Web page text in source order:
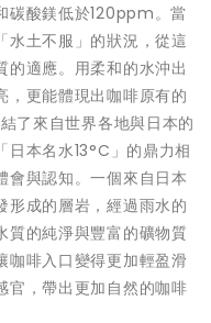
碳酸鎂低於120ppm。當
水土不服」的狀況，從這
的適應。用柔和的水沖出
，更能體現出咖啡原有的
了來自世界各地與日本的
本名水13°C」的鼎力相
會與認知。一個來自日本
形成的層岩，經過雨水的
質的純淨與豐富的礦物質
咖啡入口變得更加輕盈滑
官，帶出更加自然的咖啡